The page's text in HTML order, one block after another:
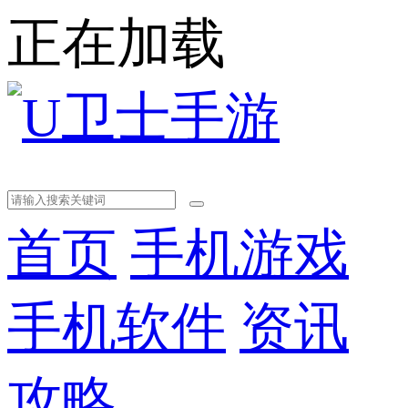
正在加载
首页 手机游戏
手机软件 资讯